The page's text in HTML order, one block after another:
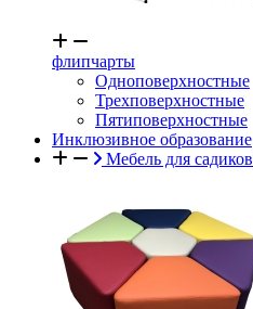
флипчарты
Одноповерхностные
Трехповерхностные
Пятиповерхностные
Инклюзивное образование
Мебель для садиков